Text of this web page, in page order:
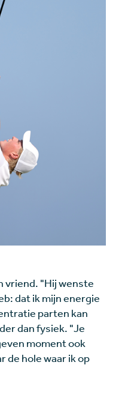
vriend. "Hij wenste
dat ik mijn energie
parten kan
dan fysiek. "Je
moment ook
de hole waar ik op